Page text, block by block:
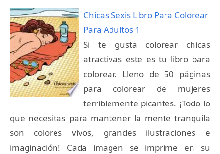
Chicas Sexis Libro Para Colorear
Para Adultos 1
Si te gusta colorear chicas
atractivas este es tu libro para
colorear. Lleno de 50 páginas
para colorear de mujeres
terriblemente picantes. ¡Todo lo
que necesitas para mantener la mente tranquila
son colores vivos, grandes ilustraciones e
imaginación! Cada imagen se imprime en su